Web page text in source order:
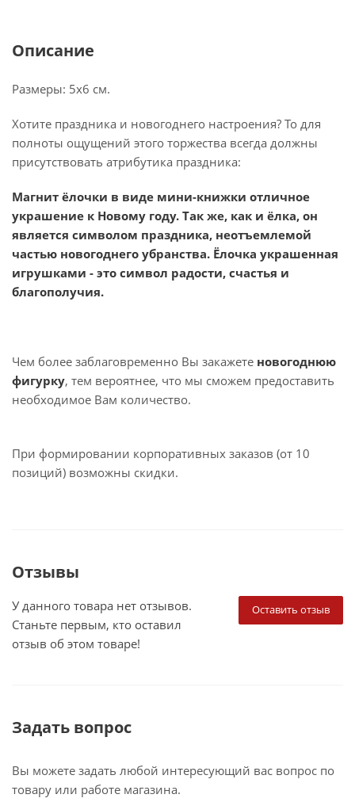
Описание
Размеры: 5x6 см.
Хотите праздника и новогоднего настроения? То для
полноты ощущений этого торжества всегда должны
присутствовать атрибутика праздника:
Магнит ёлочки в виде мини-книжки отличное
украшение к Новому году. Так же, как и ёлка, он
является символом праздника, неотъемлемой
частью новогоднего убранства. Ёлочка украшенная
игрушками - это символ радости, счастья и
благополучия.
Чем более заблаговременно Вы закажете новогоднюю
фигурку, тем вероятнее, что мы сможем предоставить
необходимое Вам количество.
При формировании корпоративных заказов (от 10
позиций) возможны скидки.
Отзывы
Оставить отзыв
У данного товара нет отзывов.
Станьте первым, кто оставил
отзыв об этом товаре!
Задать вопрос
Вы можете задать любой интересующий вас вопрос по
товару или работе магазина.